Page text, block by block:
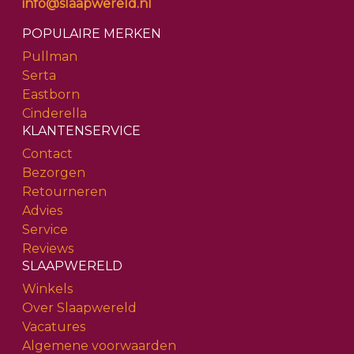
info@slaapwereld.nl
POPULAIRE MERKEN
Pullman
Serta
Eastborn
Cinderella
KLANTENSERVICE
Contact
Bezorgen
Retourneren
Advies
Service
Reviews
SLAAPWERELD
Winkels
Over Slaapwereld
Vacatures
Algemene voorwaarden